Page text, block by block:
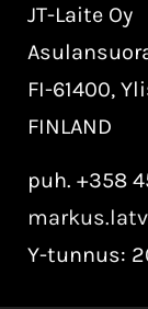
JT-Laite Oy
FI-61400,
FINLAND
puh. +358
Y-tunnus: